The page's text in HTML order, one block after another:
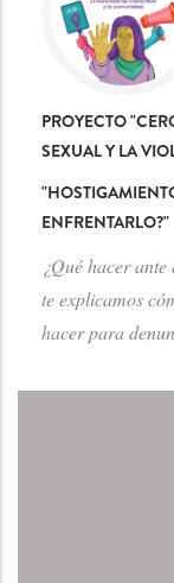
PROYECTO
SEXUAL Y LA
"
ENFRENTARLO?"
¿Qué hacer
te explicamos
hacer para